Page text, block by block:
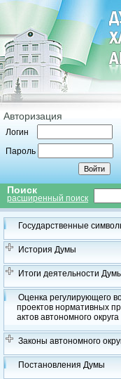
Авторизация
Логин
Пароль
Поиск
расширенный поиск
Государственные
История Думы
Итоги деятельности
Оценка регулирующего
проектов нормативных
актов автономного округа
Законы автономного
Постановления Думы